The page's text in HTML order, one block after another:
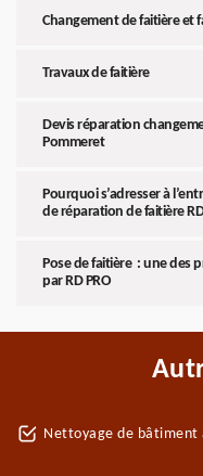
Changement de faitière et
Travaux de faitière
Devis réparation
Pommeret
Pourquoi s’adresser à
de réparation de faitière RD
Pose de faitière : une des
par RD PRO
Nettoyage de bâtiment